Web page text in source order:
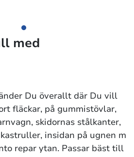
med
Du överallt där Du vill
fläckar, på gummistövlar,
skidornas stålkanter,
insidan på ugnen m
repar ytan. Passar bäst till